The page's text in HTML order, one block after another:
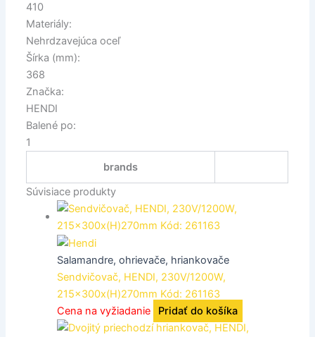
410
Materiály:
Nehrdzavejúca oceľ
Šírka (mm):
368
Značka:
HENDI
Balené po:
1
brands
Súvisiace produkty
Salamandre, ohrievače, hriankovače
Sendvičovač, HENDI, 230V/1200W,
215x300x(H)270mm Kód: 261163
Cena na vyžiadanie
Pridať do košíka